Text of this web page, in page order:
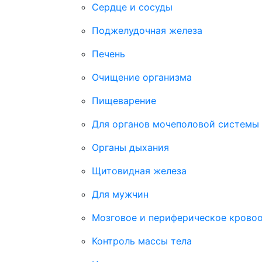
Сердце и сосуды
Поджелудочная железа
Печень
Очищение организма
Пищеварение
Для органов мочеполовой системы
Органы дыхания
Щитовидная железа
Для мужчин
Мозговое и периферическое
Контроль массы тела